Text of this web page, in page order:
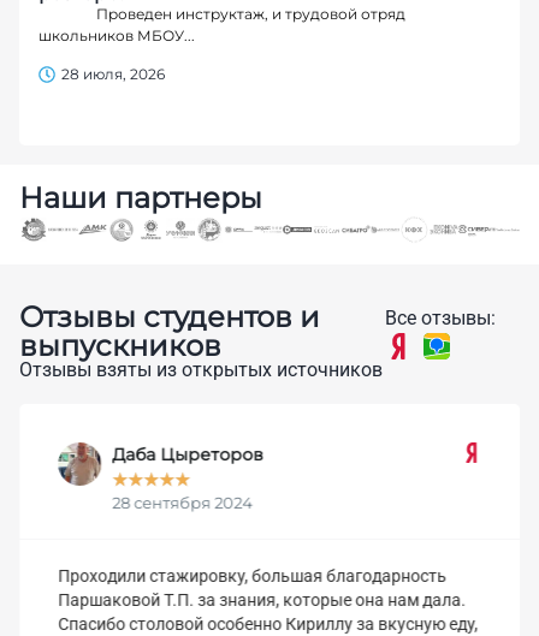
Проведен инструктаж, и трудовой отряд
школьников МБОУ...
28 июля, 2026
Наши партнеры
Отзывы студентов и
выпускников
Все отзывы:
Отзывы взяты из открытых источников
Даба Цыреторов
★★★★★
28 сентября 2024
Проходили стажировку, большая благодарность
Паршаковой Т.П. за знания, которые она нам дала.
Спасибо столовой особенно Кириллу за вкусную еду,